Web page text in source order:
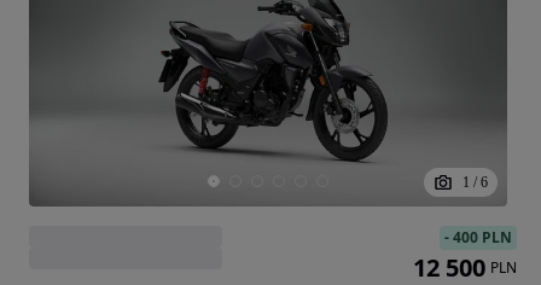
1 / 6
-400 PLN
12 500 PLN